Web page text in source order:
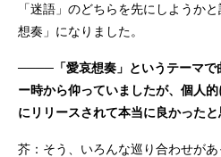
「迷語」のどちらを先にしようか
想奏」になりました。
────「愛哀想奏」というテーマで
ー時から仰っていましたが、個人
にリリースされて本当に良かったと
芥：そう、いろんな巡り合わせがあ